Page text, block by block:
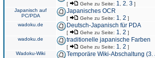
[ Gehe zu Seite: 1 2 3 ]
Japanisch auf
PC/PDA
Japanisches OCR
[ Gehe zu Seite: 1 2 ]
wadoku.de
Deutsch-Japanisch für PDA
[ Gehe zu Seite: 1 2 ]
wadoku.de
traditionelle japanische Farben
[ Gehe zu Seite: 1 2 ]
Wadoku-Wiki
Temporäre Wiki-Abschaltung